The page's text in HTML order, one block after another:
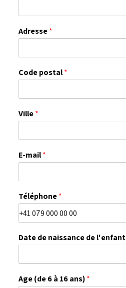
Adresse*
Code postal*
Ville*
E-mail*
Téléphone*
Date de naissance de l'enfant
Age (de 6 à 16 ans)*